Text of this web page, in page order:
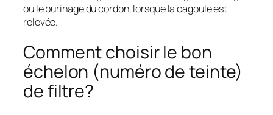
ou le burinage du cordon, lorsque la cagoule est
relevée.
Comment choisir le bon
échelon (numéro de teinte)
de filtre?